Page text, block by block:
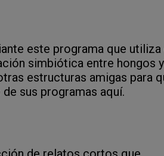
este programa que utiliza
simbiótica entre hongos
estructuras amigas para
sus programas aquí.